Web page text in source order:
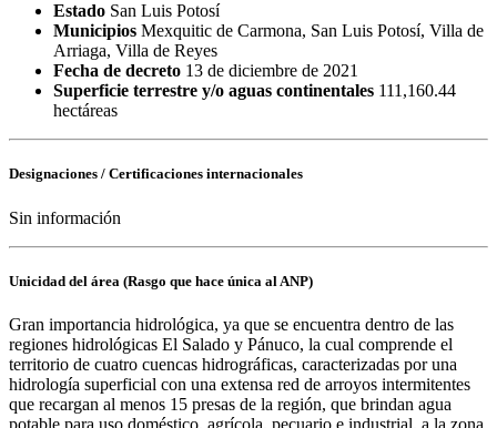
Estado San Luis Potosí
Municipios Mexquitic de Carmona, San Luis Potosí, Villa de
Arriaga, Villa de Reyes
Fecha de decreto 13 de diciembre de 2021
Superficie terrestre y/o aguas continentales 111,160.44
hectáreas
Designaciones / Certificaciones internacionales
Sin información
Unicidad del área (Rasgo que hace única al ANP)
Gran importancia hidrológica, ya que se encuentra dentro de las
regiones hidrológicas El Salado y Pánuco, la cual comprende el
territorio de cuatro cuencas hidrográficas, caracterizadas por una
hidrología superficial con una extensa red de arroyos intermitentes
que recargan al menos 15 presas de la región, que brindan agua
potable para uso doméstico, agrícola, pecuario e industrial, a la zona